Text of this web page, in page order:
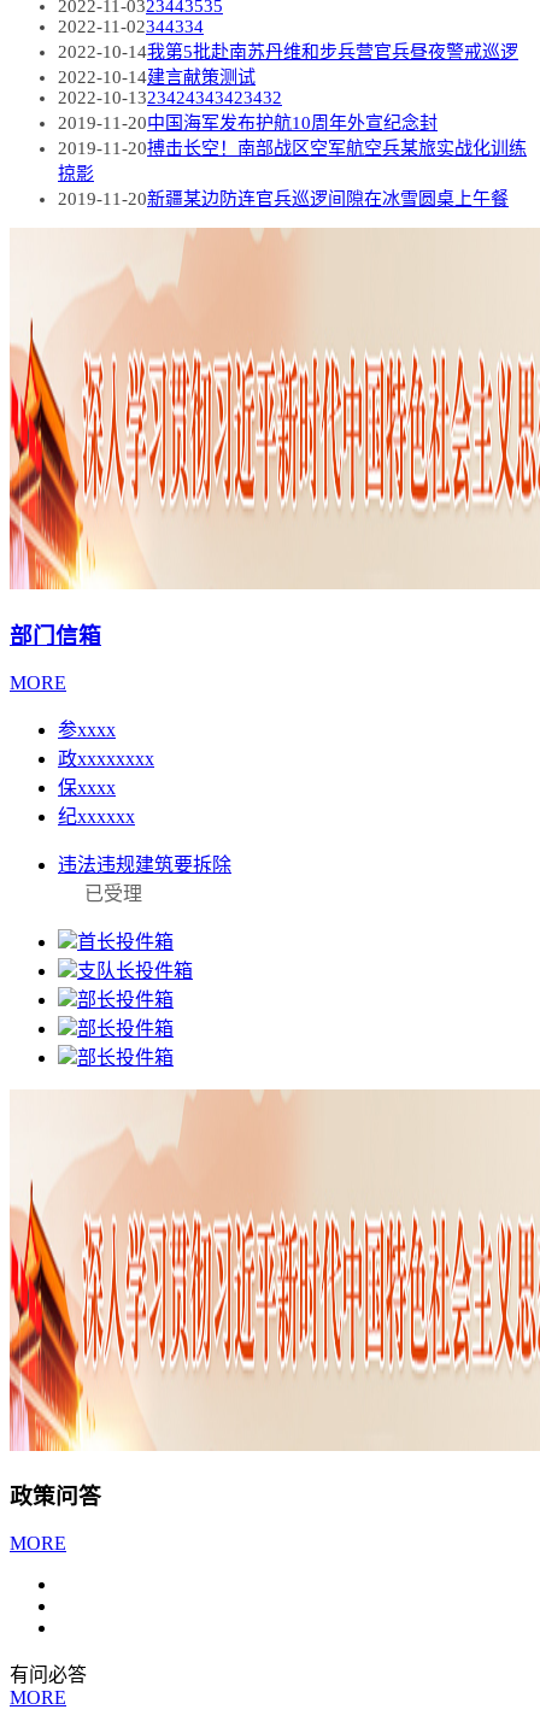
2022-11-0323443535
2022-11-02344334
2022-10-14我第5批赴南苏丹维和步兵营官兵昼夜警戒巡逻
2022-10-14建言献策测试
2022-10-1323424343423432
2019-11-20中国海军发布护航10周年外宣纪念封
2019-11-20搏击长空！南部战区空军航空兵某旅实战化训练
掠影
2019-11-20新疆某边防连官兵巡逻间隙在冰雪圆桌上午餐
部门信箱
MORE
参xxxx
政xxxxxxxx
保xxxx
纪xxxxxx
违法违规建筑要拆除
已受理
首长投件箱
支队长投件箱
部长投件箱
部长投件箱
部长投件箱
政策问答
MORE
有问必答
MORE